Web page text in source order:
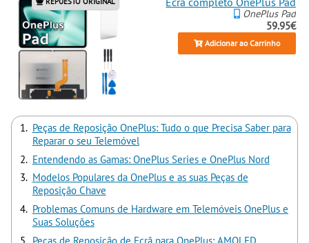
OnePlus Pad
59.95€
Adicionar ao Carrinho
Peças de Reposição OnePlus: Tudo o que Precisa Saber para
Reparar o seu Telemóvel
Entendendo as Gamas: OnePlus Series e OnePlus Nord
Modelos Populares da OnePlus e as suas Peças de
Reposição Chave
Problemas Comuns de Hardware em Telemóveis OnePlus e
Suas Soluções
Peças de Reposição de Ecrã para OnePlus: AMOLED,